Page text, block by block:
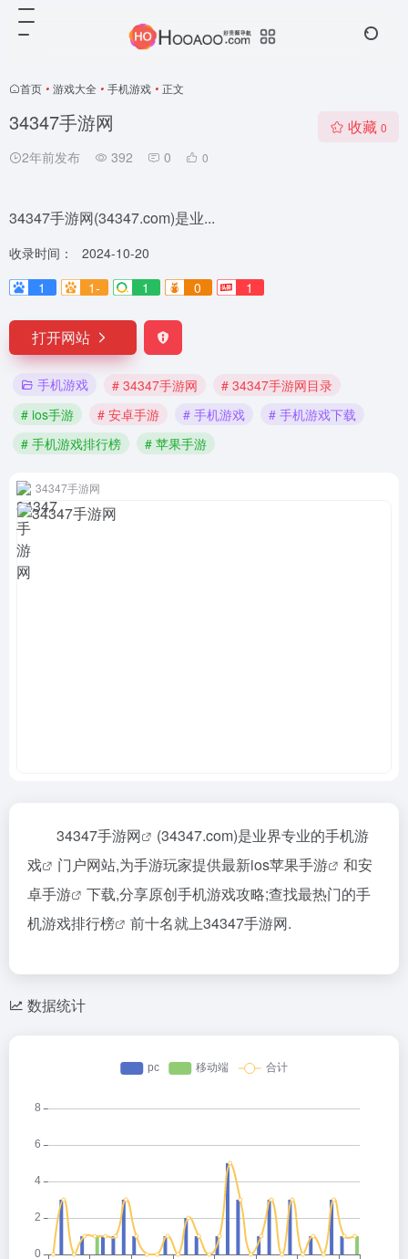
首页 • 游戏大全 • 手机游戏 • 正文
34347手游网
2年前发布 392 0 0
收藏 0
34347手游网(34347.com)是业...
收录时间：
2024-10-20
1
1- 1 0 1
打开网站
手机游戏 # 34347手游网
# 34347手游网目录
# ios手游
# 安卓手游 # 手机游戏
# 手机游戏下载
# 手机游戏排行榜
# 苹果手游
34347手游网
34347手游网 (34347.com)是业界专业的手机游
戏
门户网站,为手游玩家提供最新ios苹果手游 和安
卓手游
下载,分享原创手机游戏攻略;查找最热门的手
机游戏排行榜
前十名就上34347手游网.
数据统计